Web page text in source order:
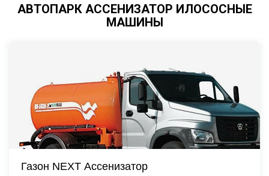
АВТОПАРК АССЕНИЗАТОР ИЛОСОСНЫЕ
МАШИНЫ
Газон NEXT Ассенизатор